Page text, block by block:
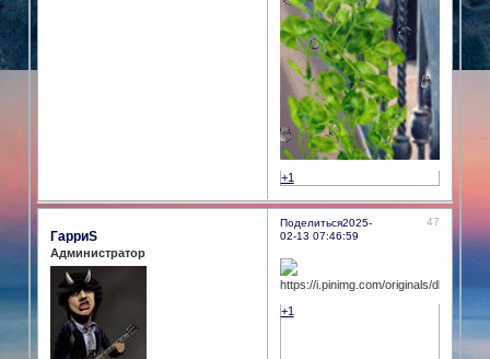
+1
Поделиться 47
2025-
02-13 07:46:59
ГарриS
Администратор
+1